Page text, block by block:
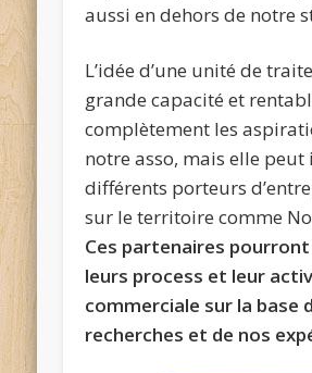
aussi en dehors de notre
L’idée d’une unité de
grande capacité et
complètement les
notre asso, mais elle peut
différents porteurs
sur le territoire comme
Ces partenaires
leurs process et leur
commerciale sur la base
recherches et de nos